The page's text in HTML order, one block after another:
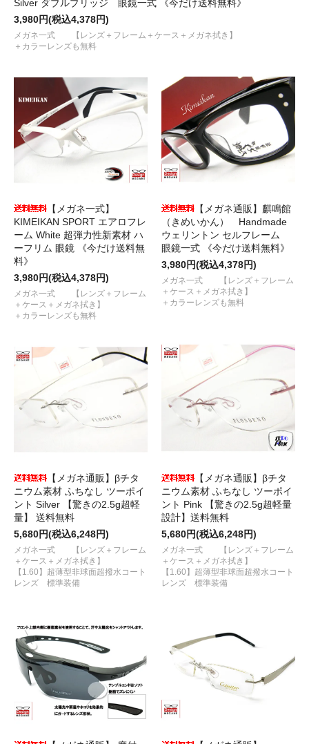
Silver ダブルブリッジ 眼鏡一式 《今だけ送料無料》
3,980円(税込4,378円)
メガネ一式 【レンズ＋フレーム＋ケース＋メガネ拭き】
＋カラーレンズも無料
【メガネ一式】
KIMEIKAN SPORT エアロフレ
ーム White 超弾力性新素材 ハ
ーフリム 眼鏡 《今だけ送料無
料》
3,980円(税込4,378円)
メガネ一式 【レンズ＋フレーム
＋ケース＋メガネ拭き】
＋カラーレンズも無料
【メガネ通販】麒鳴館
（きめいかん） Handmade
ウェリントン セルフレーム
眼鏡一式 《今だけ送料無料》
3,980円(税込4,378円)
メガネ一式 【レンズ＋フレーム
＋ケース＋メガネ拭き】
＋カラーレンズも無料
【メガネ通販】βチタ
ニウム素材 ふちなし ツーポイ
ント Silver 【驚きの2.5g超軽
量】 送料無料
5,680円(税込6,248円)
メガネ一式 【レンズ＋フレーム
＋ケース＋メガネ拭き】
【1.60】超薄型非球面超撥水コート
レンズ 標準装備
【メガネ通販】βチタ
ニウム素材 ふちなし ツーポイ
ント Pink 【驚きの2.5g超軽量
設計】送料無料
5,680円(税込6,248円)
メガネ一式 【レンズ＋フレーム
＋ケース＋メガネ拭き】
【1.60】超薄型非球面超撥水コート
レンズ 標準装備